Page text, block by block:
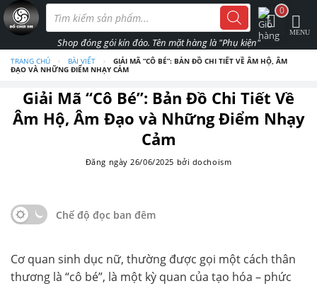
Skip
to
Tìm
kiếm
phẩm
TRANG CHỦ › BÀI VIẾT ›
GIẢI MÃ “CÔ BÉ”: BẢN ĐỒ CHI TIẾT VỀ ÂM HỘ, ÂM
ĐẠO VÀ NHỮNG ĐIỂM NHẠY CẢM
Giải Mã “Cô Bé”: Bản Đồ Chi Tiết Về
Âm Hộ, Âm Đạo và Những Điểm Nhạy
Cảm
Đăng ngày26/06/2025 bởi dochoism
Chế độ đọc ban đêm
Cơ quan sinh dục nữ, thường được gọi một cách thân
thương là “cô bé”, là một kỳ quan của tạo hóa – phức
0